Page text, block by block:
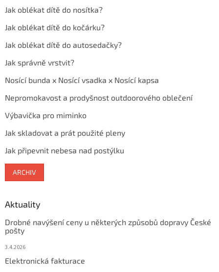
Jak oblékat dítě do nosítka?
Jak oblékat dítě do kočárku?
Jak oblékat dítě do autosedačky?
Jak správně vrstvit?
Nosící bunda x Nosící vsadka x Nosící kapsa
Nepromokavost a prodyšnost outdoorového oblečení
Výbavička pro miminko
Jak skladovat a prát použité pleny
Jak připevnit nebesa nad postýlku
ARCHIV
Aktuality
Drobné navýšení ceny u některých způsobů dopravy České
pošty
3.4.2026
Elektronická fakturace